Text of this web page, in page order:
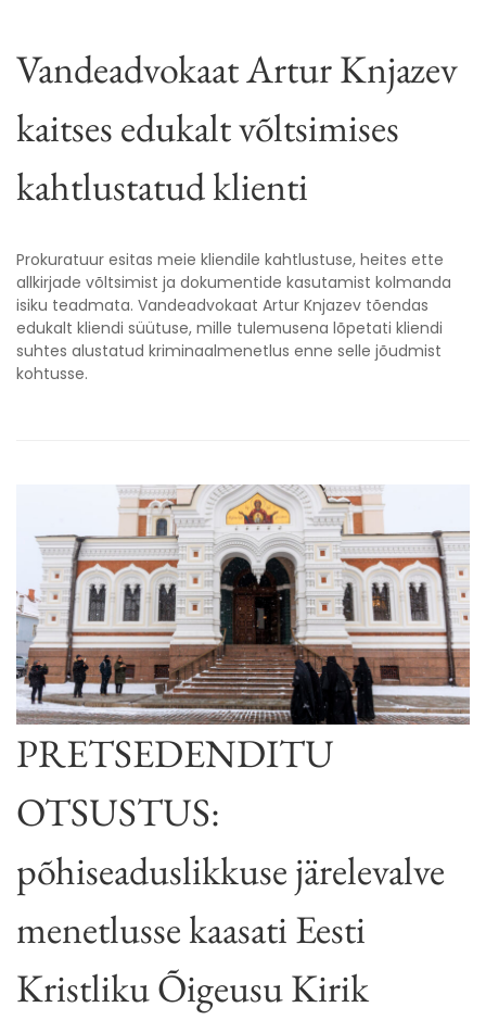
Vandeadvokaat Artur Knjazev
kaitses edukalt võltsimises
kahtlustatud klienti
Prokuratuur esitas meie kliendile kahtlustuse, heites ette
allkirjade võltsimist ja dokumentide kasutamist kolmanda
isiku teadmata. Vandeadvokaat Artur Knjazev tõendas
edukalt kliendi süütuse, mille tulemusena lõpetati kliendi
suhtes alustatud kriminaalmenetlus enne selle jõudmist
kohtusse.
PRETSEDENDITU
OTSUSTUS:
põhiseaduslikkuse järelevalve
menetlusse kaasati Eesti
Kristliku Õigeusu Kirik